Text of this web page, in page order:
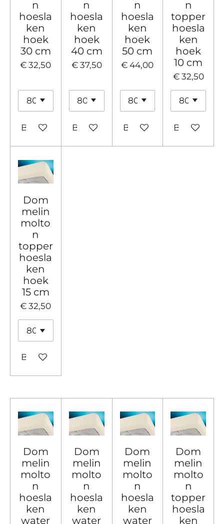
n
hoesla
ken
hoek
30 cm
€ 32,50
Bekijk details
n
hoesla
ken
hoek
40 cm
€ 37,50
Bekijk details
n
hoesla
ken
hoek
50 cm
€ 44,00
Bekijk details
n
topper
hoesla
ken
hoek
10 cm
€ 32,50
Bekijk
Dom
melin
molto
n
topper
hoesla
ken
hoek
15 cm
€ 32,50
Bekijk details
Dom
melin
molto
n
hoesla
ken
water
Dom
melin
molto
n
hoesla
ken
water
Dom
melin
molto
n
hoesla
ken
water
Dom
melin
molto
n
topper
hoesla
ken